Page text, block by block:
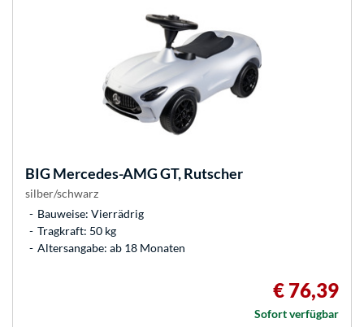
BIG Mercedes-AMG GT, Rutscher
silber/schwarz
Bauweise: Vierrädrig
Tragkraft: 50 kg
Altersangabe: ab 18 Monaten
€ 76,39
Sofort verfügbar